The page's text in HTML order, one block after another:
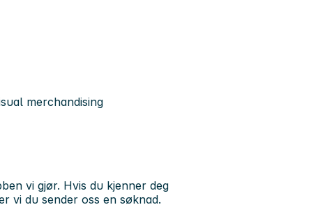
merchandising
vi gjør. Hvis du kjenner deg
vi du sender oss en søknad.